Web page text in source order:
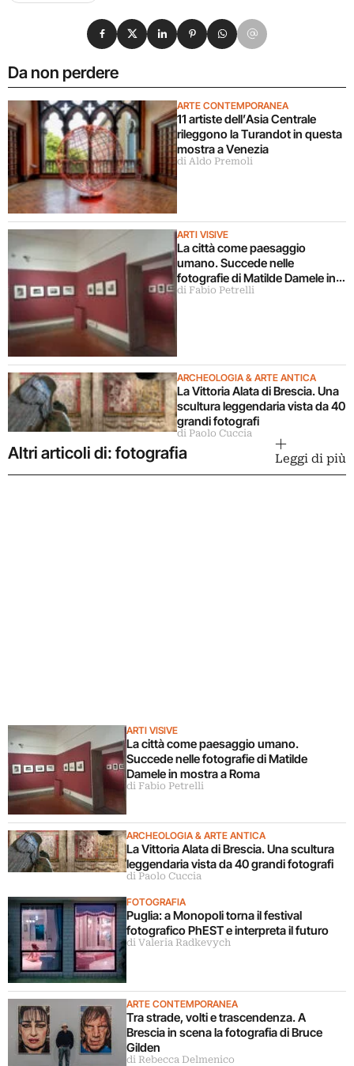
Da non perdere
ARTE CONTEMPORANEA
11 artiste dell’Asia Centrale
rileggono la Turandot in questa
mostra a Venezia
di Aldo Premoli
ARTI VISIVE
La città come paesaggio
umano. Succede nelle
fotografie di Matilde Damele in
mostra a Roma
di Fabio Petrelli
ARCHEOLOGIA & ARTE ANTICA
La Vittoria Alata di Brescia. Una
scultura leggendaria vista da 40
grandi fotografi
di Paolo Cuccia
Condividi su Facebook
Condividi su X
Condividi su LinkedIn
Condividi su Pinterest
Condividi su WhatsApp
Condividi su Email
Altri articoli di: fotografia Leggi di più
ARTI VISIVE
La città come paesaggio umano.
Succede nelle fotografie di Matilde
Damele in mostra a Roma
di Fabio Petrelli
ARCHEOLOGIA & ARTE ANTICA
La Vittoria Alata di Brescia. Una scultura
leggendaria vista da 40 grandi fotografi
di Paolo Cuccia
FOTOGRAFIA
Puglia: a Monopoli torna il festival
fotografico PhEST e interpreta il futuro
di Valeria Radkevych
ARTE CONTEMPORANEA
Tra strade, volti e trascendenza. A
Brescia in scena la fotografia di Bruce
Gilden
di Rebecca Delmenico